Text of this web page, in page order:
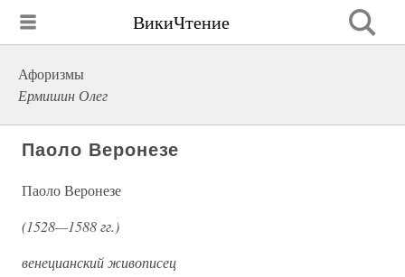
ВикиЧтение
Афоризмы
Ермишин Олег
Паоло Веронезе
Паоло Веронезе
(1528—1588 гг.)
венецианский живописец